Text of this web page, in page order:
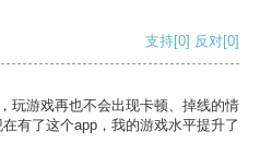
支持[0] 反对[0]
玩游戏再也不会出现卡顿、掉线的情
有了这个app，我的游戏水平提升了